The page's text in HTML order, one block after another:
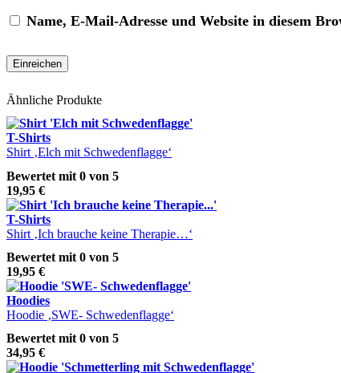
Name, E-Mail-Adresse und Website in diesem
Ähnliche Produkte
T-Shirts
Shirt ‚Elch mit Schwedenflagge‘
Bewertet mit 0 von 5
19,95 €
T-Shirts
Shirt ‚Ich brauche keine Therapie…‘
Bewertet mit 0 von 5
19,95 €
Hoodies
Hoodie ‚SWE- Schwedenflagge‘
Bewertet mit 0 von 5
34,95 €